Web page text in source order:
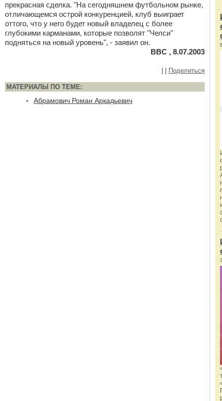
прекрасная сделка. "На сегодняшнем футбольном рынке,
отличающемся острой конкуренцией, клуб выиграет
оттого, что у него будет новый владелец с более
глубокими карманами, которые позволят "Челси"
подняться на новый уровень", - заявил он.
BBC , 8.07.2003
Поделиться
МАТЕРИАЛЫ ПО ТЕМЕ:
Абрамович Роман Аркадьевич